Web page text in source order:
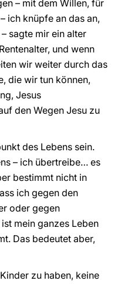
– mit dem Willen, für
ich knüpfe an das an,
sagte mir ein alter
und wenn
wir weiter durch das
die wir tun können,
Jesus
den Wegen Jesu zu
des Lebens sein.
– ich übertreibe… es
bestimmt nicht in
ich gegen den
oder gegen
mein ganzes Leben
Das bedeutet aber,
zu haben, keine